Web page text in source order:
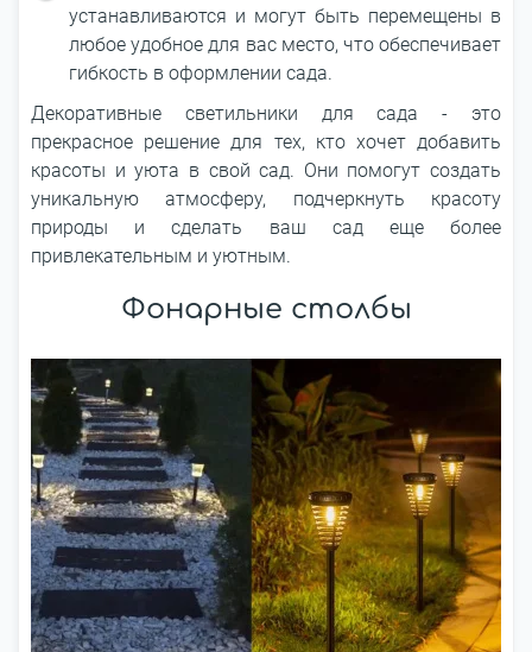
устанавливаются и могут быть перемещены в
любое удобное для вас место, что обеспечивает
гибкость в оформлении сада.
Декоративные светильники для сада - это
прекрасное решение для тех, кто хочет добавить
красоты и уюта в свой сад. Они помогут создать
уникальную атмосферу, подчеркнуть красоту
природы и сделать ваш сад еще более
привлекательным и уютным.
Фонарные столбы